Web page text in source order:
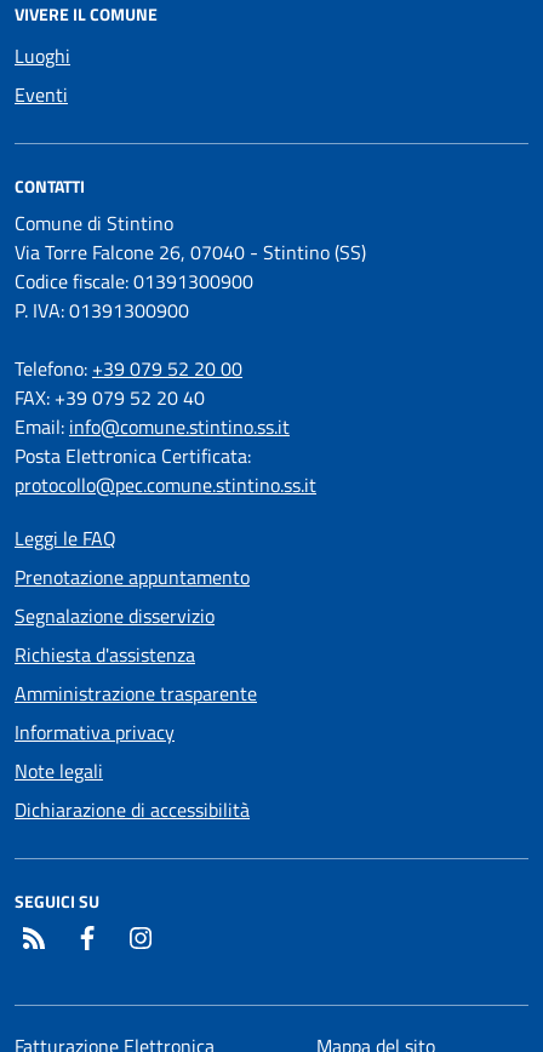
VIVERE IL COMUNE
Luoghi
Eventi
CONTATTI
Comune di Stintino
Via Torre Falcone 26, 07040 - Stintino (SS)
Codice fiscale: 01391300900
P. IVA: 01391300900
Telefono: +39 079 52 20 00
FAX: +39 079 52 20 40
Email: info@comune.stintino.ss.it
Posta Elettronica Certificata:
protocollo@pec.comune.stintino.ss.it
Leggi le FAQ
Prenotazione appuntamento
Segnalazione disservizio
Richiesta d'assistenza
Amministrazione trasparente
Informativa privacy
Note legali
Dichiarazione di accessibilità
SEGUICI SU
RSS Facebook